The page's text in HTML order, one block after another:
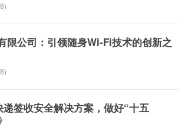
限公司：引领随身Wi-Fi技术的创新之
签收安全解决方案，做好“十五